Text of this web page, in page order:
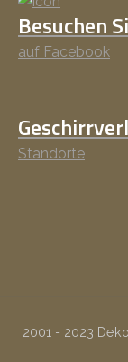
Besuchen
auf Facebook
Standorte
2001 - 2023